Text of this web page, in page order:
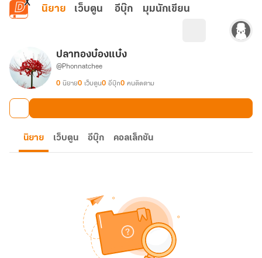
ข้ามไปยังเนื้อหาหลัก
นิยาย เว็บตูน อีบุ๊ก มุมนักเขียน
ปลาทองบ๋องแบ๋ง
@Phonnatchee
0 นิยาย0 เว็บตูน0 อีบุ๊ก0 คนติดตาม
นิยาย เว็บตูน อีบุ๊ก คอลเล็กชัน